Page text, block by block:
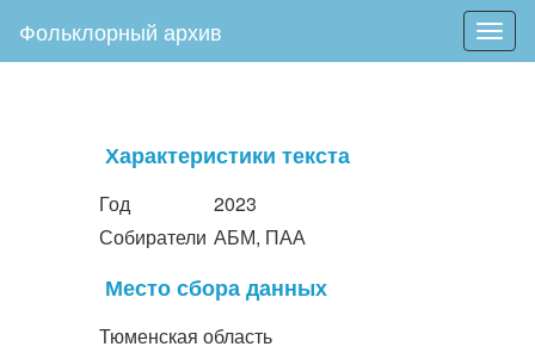
Фольклорный архив
Характеристики текста
Год
2023
Собиратели АБМ, ПАА
Место сбора данных
Тюменская область